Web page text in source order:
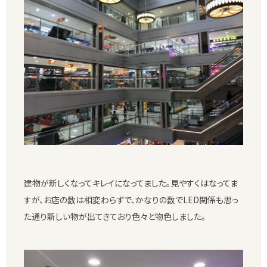
建物が新しくなってキレイになってました。見やすくはなってま
すが、お店の数は相変わらずで、かなりの数でLED関係も思っ
た通り新しい物が出てきており色々と物色しました。